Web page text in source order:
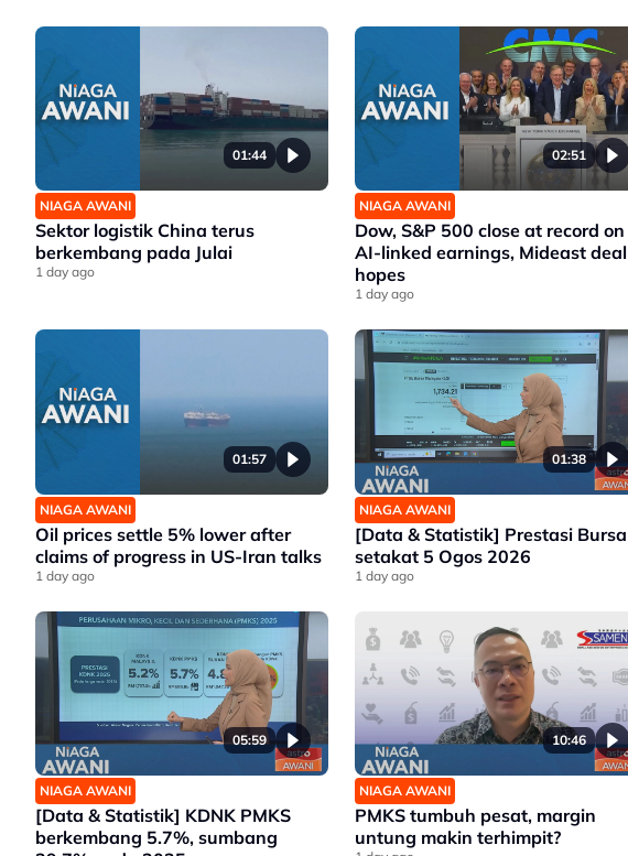
01:44
NIAGA AWANI
Sektor logistik China terus
berkembang pada Julai
1 day ago
02:51
NIAGA AWANI
Dow, S&P 500 close at record on
AI-linked earnings, Mideast deal
hopes
1 day ago
01:57
NIAGA AWANI
Oil prices settle 5% lower after
claims of progress in US-Iran talks
1 day ago
01:38
NIAGA AWANI
[Data & Statistik] Prestasi Bursa
setakat 5 Ogos 2026
1 day ago
05:59
NIAGA AWANI
[Data & Statistik] KDNK PMKS
berkembang 5.7%, sumbang
10:46
NIAGA AWANI
PMKS tumbuh pesat, margin
untung makin terhimpit?